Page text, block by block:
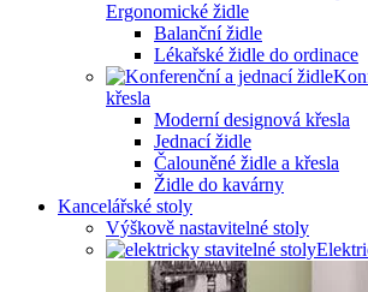
Ergonomické židle
Balanční židle
Lékařské židle do ordinace
křesla
Moderní designová křesla
Jednací židle
Čalouněné židle a křesla
Židle do kavárny
Kancelářské stoly
Výškově nastavitelné stoly